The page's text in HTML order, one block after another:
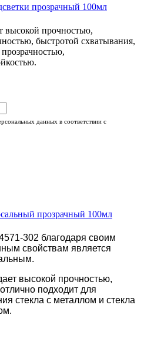
высокой прочностью,
быстротой схватывания,
данных в соответствии с
302 благодаря своим
свойствам является
высокой прочностью,
подходит для
стекла с металлом и стекла